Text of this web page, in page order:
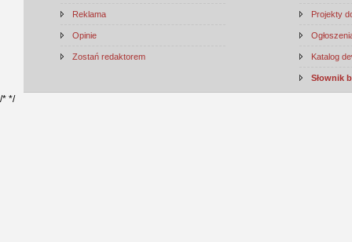
Reklama
Opinie
Zostań redaktorem
Projekty
Katalog
Słownik
/* */